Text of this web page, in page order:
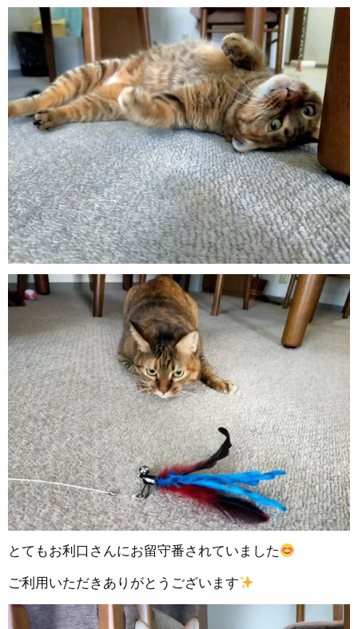
とてもお利口さんにお留守番されていました
ご利用いただきありがとうございます